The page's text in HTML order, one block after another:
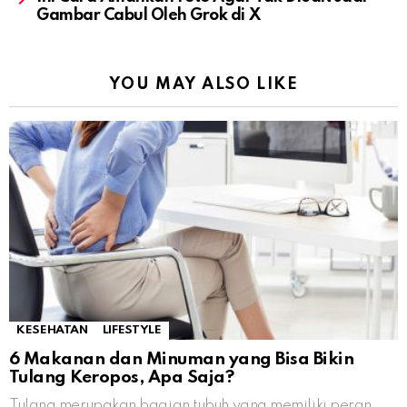
Gambar Cabul Oleh Grok di X
YOU MAY ALSO LIKE
KESEHATAN LIFESTYLE
6 Makanan dan Minuman yang Bisa Bikin
Tulang Keropos, Apa Saja?